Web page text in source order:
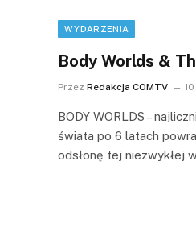
WYDARZENIA
Body Worlds &
Przez Redakcja COMTV
BODY WORLDS –
świata po 6 latach
odsłonę tej niezwykłej